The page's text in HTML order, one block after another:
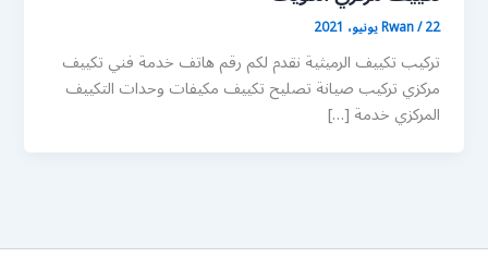
Rwan/22 يونيو، 2021
تركيب تكييف الرميثية نقدم لكم رقم هاتف خدمة فني تكييف
مركزي تركيب صيانة تصليح تكييف مكيفات وحدات التكييف
المركزي خدمة […]